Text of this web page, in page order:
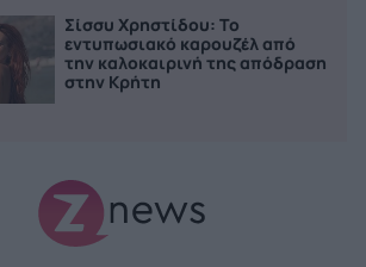
Σίσσυ Χρηστίδου: Το
εντυπωσιακό καρουζέλ από
την καλοκαιρινή της απόδραση
στην Κρήτη